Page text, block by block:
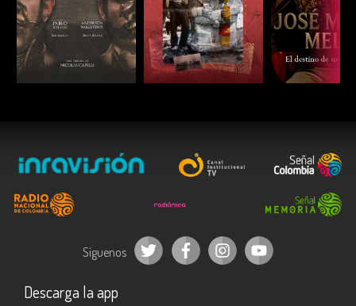
ESCUCHAR ESCUCHAR
Síguenos
Descarga la app